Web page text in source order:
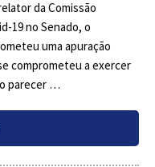
da Comissão
19 no Senado, o
uma apuração
comprometeu a exercer
parecer …